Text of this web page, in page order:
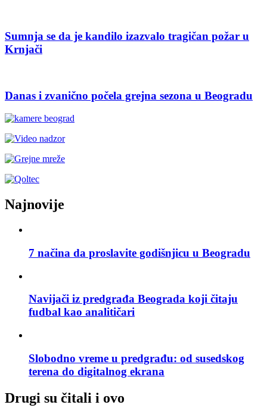
Sumnja se da je kandilo izazvalo tragičan požar u
Krnjači
Danas i zvanično počela grejna sezona u Beogradu
Najnovije
7 načina da proslavite godišnjicu u Beogradu
Navijači iz predgrađa Beograda koji čitaju
fudbal kao analitičari
Slobodno vreme u predgrađu: od susedskog
terena do digitalnog ekrana
Drugi su čitali i ovo